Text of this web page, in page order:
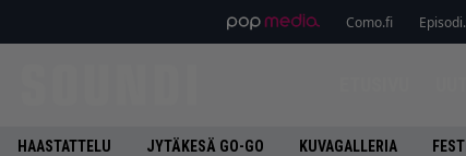
Como.fi
HAASTATTELU JYTÄKESÄ GO-GO KUVAGALLERIA